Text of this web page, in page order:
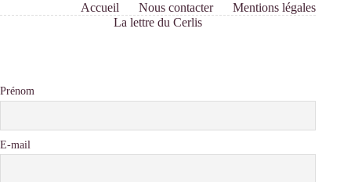
Accueil Nous contacter
Mentions légales
La lettre du Cerlis
Prénom
E-mail